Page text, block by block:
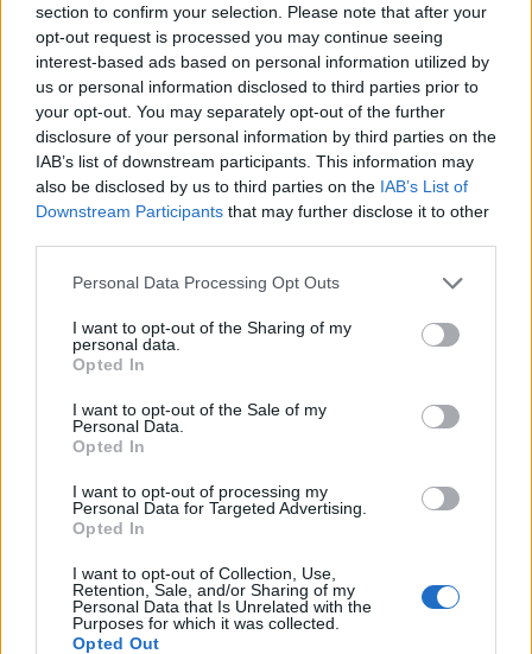
section to confirm your selection. Please note that after your
opt-out request is processed you may continue seeing
interest-based ads based on personal information utilized by
us or personal information disclosed to third parties prior to
your opt-out. You may separately opt-out of the further
disclosure of your personal information by third parties on the
IAB’s list of downstream participants. This information may
also be disclosed by us to third parties on the IAB’s List of
Downstream Participants that may further disclose it to other
Personal Data Processing Opt Outs
I want to opt-out of the Sharing of my
personal data.
Opted In
I want to opt-out of the Sale of my
Personal Data.
Opted In
I want to opt-out of processing my
Personal Data for Targeted Advertising.
Opted In
I want to opt-out of Collection, Use,
Retention, Sale, and/or Sharing of my
Personal Data that Is Unrelated with the
Purposes for which it was collected.
Opted Out
aquest navegador per a la propera vegada que comenti.
ÚLTIMES NOTÍCIES
enguany amb més modistes i gairebé
31 de juliol de 2026
“L’eclipsi serà una oportunitat també
per a gaudir de les Festes Majors
31 de juliol de 2026